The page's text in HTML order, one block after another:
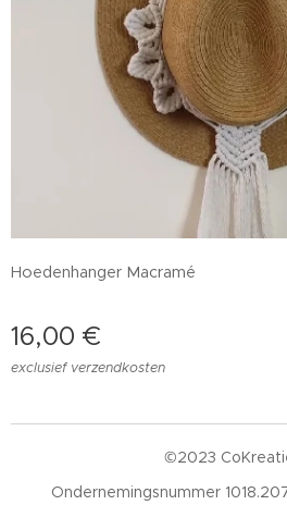
Hoedenhanger Macramé
16,00 €
exclusief verzendkosten
©2023
Ondernemingsnummer